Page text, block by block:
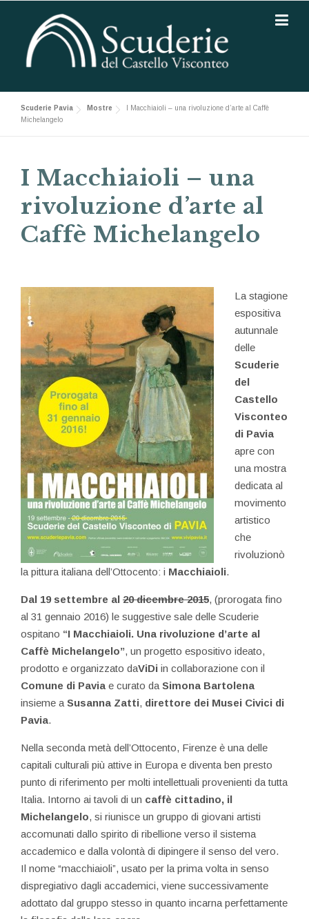
Scuderie Pavia Mostre
I Macchiaioli – una rivoluzione d’arte al Caffè
Michelangelo
I Macchiaioli – una
rivoluzione d’arte al
Caffè Michelangelo
La stagione
espositiva
autunnale
delle
Scuderie
del
Castello
Visconteo
di Pavia
apre con
una mostra
dedicata al
movimento
artistico
che
rivoluzionò
la pittura italiana dell’Ottocento: i Macchiaioli.
Dal 19 settembre al 20 dicembre 2015, (prorogata fino
al 31 gennaio 2016) le suggestive sale delle Scuderie
ospitano “I Macchiaioli. Una rivoluzione d’arte al
Caffè Michelangelo”, un progetto espositivo ideato,
prodotto e organizzato daViDi in collaborazione con il
Comune di Pavia e curato da Simona Bartolena
insieme a Susanna Zatti, direttore dei Musei Civici di
Pavia.
Nella seconda metà dell’Ottocento, Firenze è una delle
capitali culturali più attive in Europa e diventa ben presto
punto di riferimento per molti intellettuali provenienti da tutta
Italia. Intorno ai tavoli di un caffè cittadino, il
Michelangelo, si riunisce un gruppo di giovani artisti
accomunati dallo spirito di ribellione verso il sistema
accademico e dalla volontà di dipingere il senso del vero.
Il nome “macchiaioli”, usato per la prima volta in senso
dispregiativo dagli accademici, viene successivamente
adottato dal gruppo stesso in quanto incarna perfettamente